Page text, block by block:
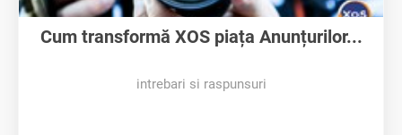
Cum transformă XOS piața Anunțurilor...
intrebari si raspunsuri